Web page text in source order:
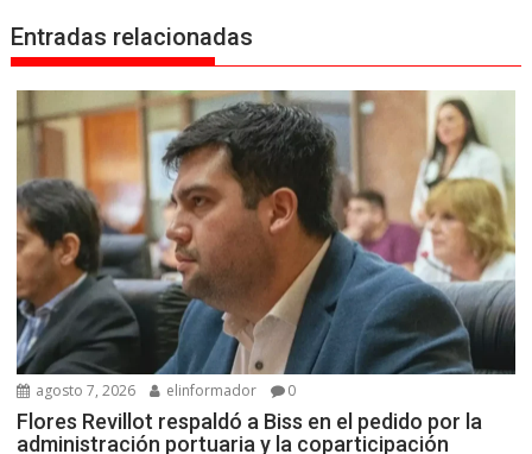
Entradas relacionadas
agosto 7, 2026 elinformador 0
Flores Revillot respaldó a Biss en el pedido por la
administración portuaria y la coparticipación